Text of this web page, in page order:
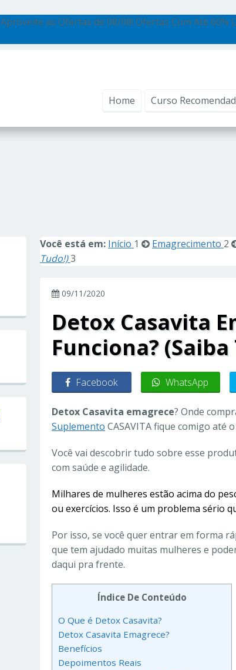
Aproveite as Ofertas de 08/08! Ofertas Com Até 60%
Home Curso
Você está em: Início 1 Emagrecimento 2
Tudo!)3
09/11/2020
Detox Casavita
Funciona?
Facebook WhatsApp
Detox Casavita emagrece? Onde
Suplemento CASAVITA fique comigo até
Você vai descobrir tudo sobre esse
com saúde e agilidade.
Milhares de mulheres estão acima do
ou exercícios. Isso é um problema sério
Por isso, se você quer entrar em forma
que tem ajudado muitas mulheres e
daqui pra frente.
Índice De Conteúdo
O Que é Detox Casavita?
Detox Casavita Emagrece?
Benefícios
Depoimentos Reais